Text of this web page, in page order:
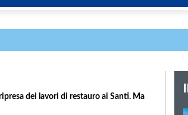
dei lavori di restauro ai Santi. Ma